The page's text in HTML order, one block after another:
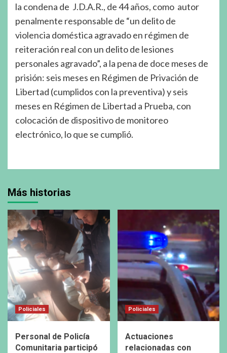
la condena de J.D.A.R., de 44 años, como autor
penalmente responsable de “un delito de
violencia doméstica agravado en régimen de
reiteración real con un delito de lesiones
personales agravado”, a la pena de doce meses de
prisión: seis meses en Régimen de Privación de
Libertad (cumplidos con la preventiva) y seis
meses en Régimen de Libertad a Prueba, con
colocación de dispositivo de monitoreo
electrónico, lo que se cumplió.
Más historias
Policiales
Personal de Policía
Comunitaria participó
Policiales
Actuaciones
relacionadas con